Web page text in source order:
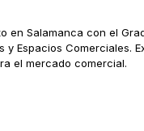
en Salamanca con el
y Espacios Comerciales.
el mercado comercial.